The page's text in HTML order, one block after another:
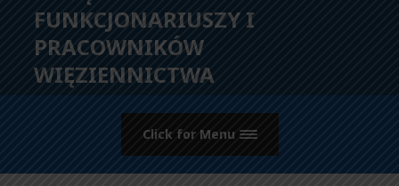
FUNKCJONARIUSZY I
PRACOWNIKÓW
WIĘZIENNICTWA
Click for Menu